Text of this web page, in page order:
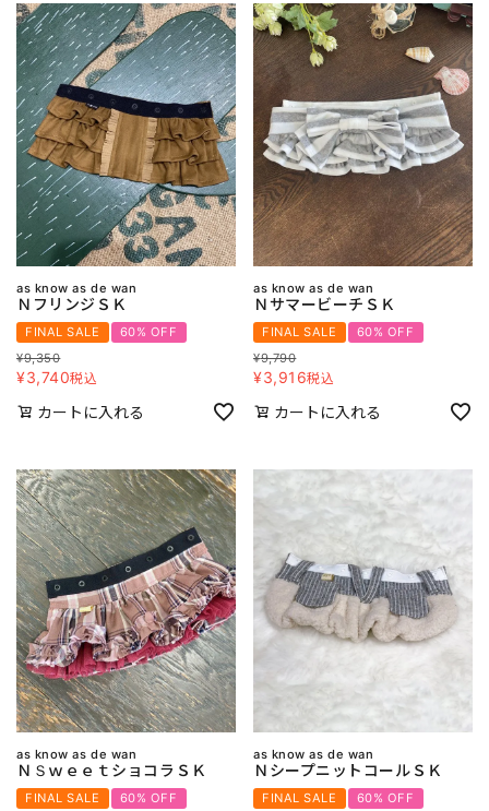
as know as de wan
ＮフリンジＳＫ
FINAL SALE
60% OFF
¥9,350
¥3,740税込
カートに入れる
as know as de wan
ＮサマービーチＳＫ
FINAL SALE
60% OFF
¥9,790
¥3,916税込
カートに入れる
as know as de wan
ＮＳｗｅｅｔショコラＳＫ
FINAL SALE
60% OFF
as know as de wan
ＮシープニットコールＳＫ
FINAL SALE
60% OFF